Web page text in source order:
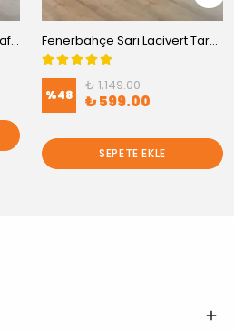
Galatasaray Sarı kırmızı Taraftar Baskılı Nevresim Takımı Pamuklu - Tek Kişilik Fenerbahçe Sarı Lacivert Taraftar Baskılı Nevresim Takımı Pamuklu - Tek Kişilik
%48
₺ 1,149.00
₺ 599.00
SEPETE EKLE